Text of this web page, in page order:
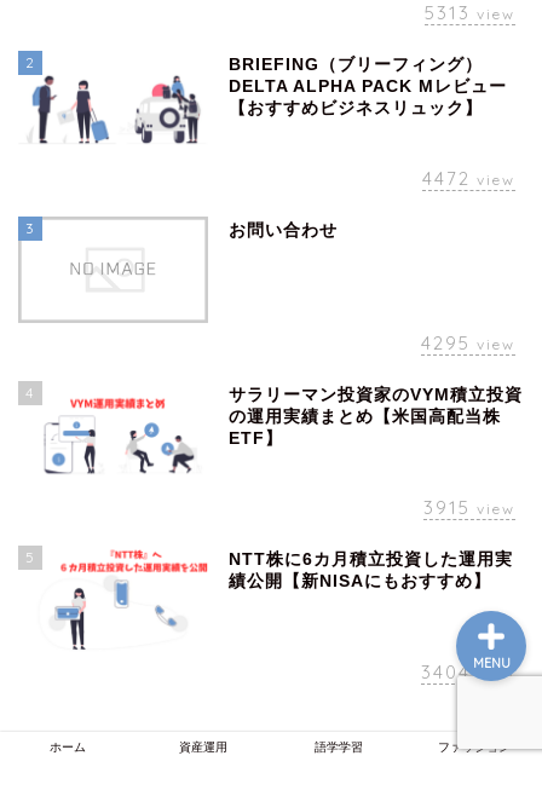
5313 view
2
BRIEFING（ブリーフィング）
DELTA ALPHA PACK Mレビュー
【おすすめビジネスリュック】
4472 view
3 お問い合わせ
4295 view
4
サラリーマン投資家のVYM積立投資
の運用実績まとめ【米国高配当株
ETF】
3915 view
5
NTT株に6カ月積立投資した運用実
績公開【新NISAにもおすすめ】
3404view
ホーム 資産運用 語学学習 ファッション
MENU
資産運用
ファッション